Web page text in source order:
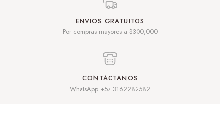
ENVIOS GRATUITOS
Por compras mayores a $300,000
CONTACTANOS
WhatsApp +57 3162282582